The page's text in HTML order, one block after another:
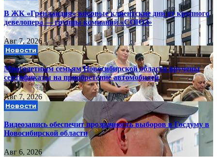
В ЖК «Гренландия» впервые клиентские дни от крупного
девелопера — группы компаний «СОЮЗ»
Авг 7, 2026
Новости
Многодетным семьям Новосибирской области вручены
сертификаты на приобретение автомобилей
Авг 7, 2026
Новости
Видеозапись обеспечит прозрачность выборов в Госдуму в
Новосибирской области
Авг 6, 2026